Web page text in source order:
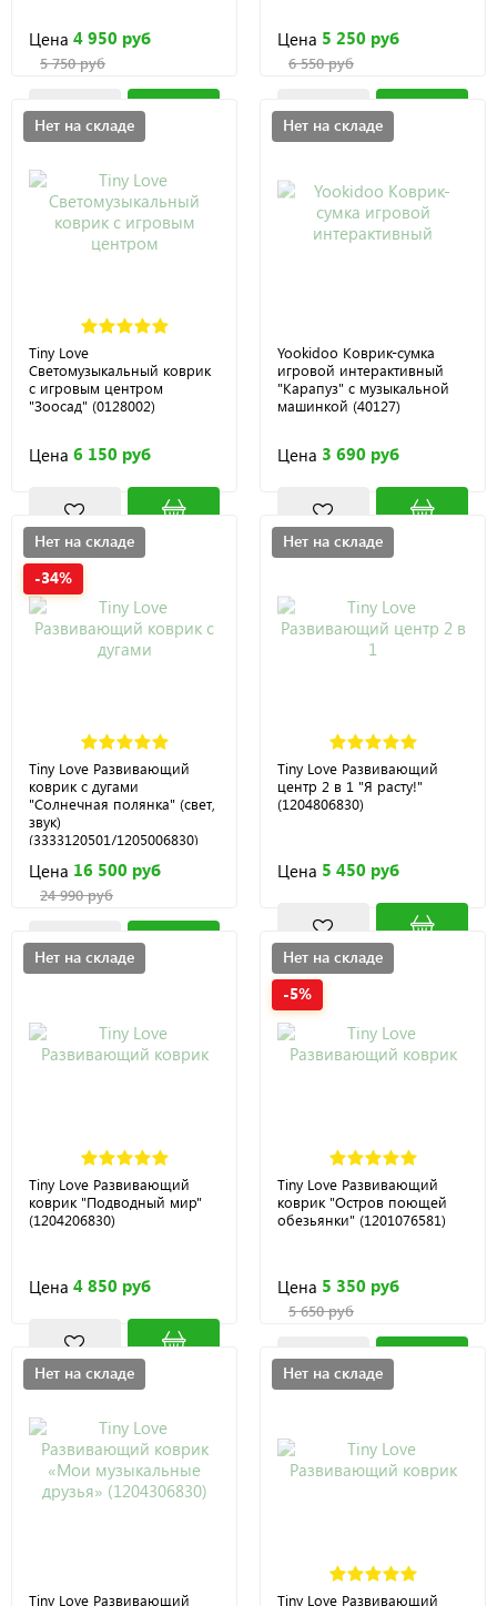
Цена 4 950 руб
5 750 руб
Цена 5 250 руб
6 550 руб
Нет на складе
Tiny Love
Светомузыкальный коврик
с игровым центром
"Зоосад" (0128002)
Цена 6 150 руб
Нет на складе
Yookidoo Коврик-сумка
игровой интерактивный
"Карапуз" с музыкальной
машинкой (40127)
Цена 3 690 руб
Нет на складе
-34%
Tiny Love Развивающий
коврик с дугами
"Солнечная полянка" (свет,
звук)
(3333120501/1205006830)
Цена 16 500 руб
24 990 руб
Нет на складе
Tiny Love Развивающий
центр 2 в 1 "Я расту!"
(1204806830)
Цена 5 450 руб
Нет на складе
Tiny Love Развивающий
коврик "Подводный мир"
(1204206830)
Цена 4 850 руб
Нет на складе
-5%
Tiny Love Развивающий
коврик "Остров поющей
обезьянки" (1201076581)
Цена 5 350 руб
5 650 руб
Нет на складе
Tiny Love Развивающий
Нет на складе
Tiny Love Развивающий